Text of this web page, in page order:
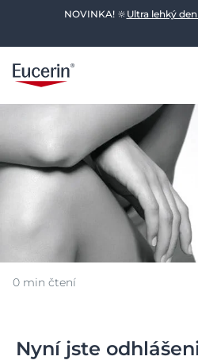
NOVINKA! 🔆 Ultra lehký
0 min čtení
Nyní jste